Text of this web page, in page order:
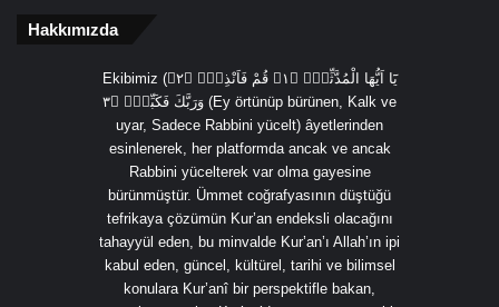
Hakkımızda
Ekibimiz (يَٓا اَيُّهَا الْمُدَّثِّرُۙ ﴿١﴾ قُمْ فَاَنْذِرْۙ ﴿٢﴾
وَرَبَّكَ فَكَبِّرْۙ ﴿٣ (Ey örtünüp bürünen, Kalk ve
uyar, Sadece Rabbini yücelt) âyetlerinden
esinlenerek, her platformda ancak ve ancak
Rabbini yücelterek var olma gayesine
bürünmüştür. Ümmet coğrafyasının düştüğü
tefrikaya çözümün Kur’an endeksli olacağını
tahayyül eden, bu minvalde Kur’an’ı Allah’ın ipi
kabul eden, güncel, kültürel, tarihi ve bilimsel
konulara Kur’anî bir perspektifle bakan,